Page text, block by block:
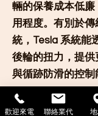
輛的保養成本低
用程度。有別於
統，Tesla 系統能
後輪的扭力，提
與循跡防滑的控制
歡迎來電 聯絡業代